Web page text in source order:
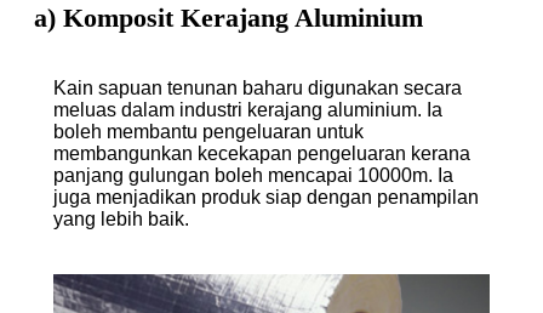
a) Komposit Kerajang Aluminium
Kain sapuan tenunan baharu digunakan secara
meluas dalam industri kerajang aluminium. Ia
boleh membantu pengeluaran untuk
membangunkan kecekapan pengeluaran kerana
panjang gulungan boleh mencapai 10000m. Ia
juga menjadikan produk siap dengan penampilan
yang lebih baik.